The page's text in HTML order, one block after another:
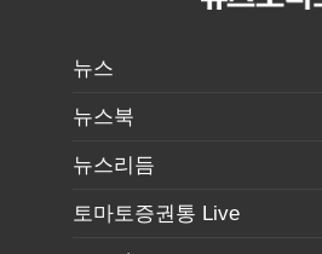
뉴스
뉴스북
뉴스리듬
토마토증권통 Live